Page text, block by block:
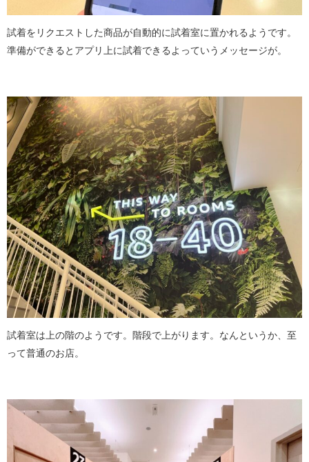
試着をリクエストした商品が自動的に試着室に置かれるようです。
準備ができるとアプリ上に試着できるよっていうメッセージが。
試着室は上の階のようです。階段で上がります。なんというか、至
って普通のお店。